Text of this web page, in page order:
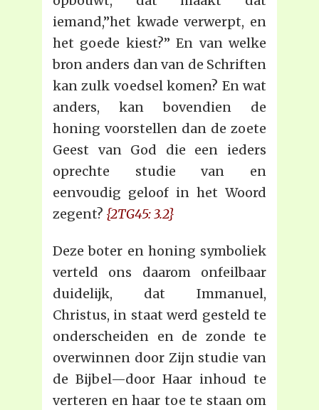
iemand,”het kwade verwerpt, en
het goede kiest?” En van welke
bron anders dan van de Schriften
kan zulk voedsel komen? En wat
anders, kan bovendien de
honing voorstellen dan de zoete
Geest van God die een ieders
oprechte studie van en
eenvoudig geloof in het Woord
zegent? {2TG45: 3.2}
Deze boter en honing symboliek
verteld ons daarom onfeilbaar
duidelijk, dat Immanuel,
Christus, in staat werd gesteld te
onderscheiden en de zonde te
overwinnen door Zijn studie van
de Bijbel—door Haar inhoud te
verteren en haar toe te staan om